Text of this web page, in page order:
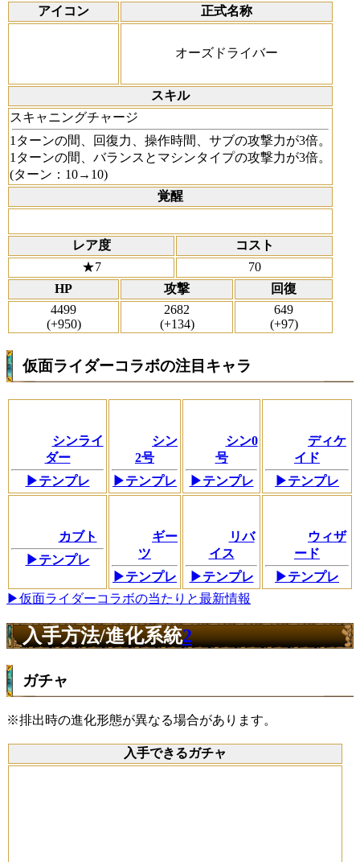
アイコン 正式名称
オーズドライバー
スキル
スキャニングチャージ
1ターンの間、回復力、操作時間、サブの攻撃力が3倍。
1ターンの間、バランスとマシンタイプの攻撃力が3倍。
(ターン：10→10)
覚醒
レア度
コスト
★7
70
HP
攻撃
回復
4499
(+950)
2682
(+134)
649
(+97)
仮面ライダーコラボの注目キャラ
シンライ
ダー
▶テンプレ
シン
2号
▶テンプレ
シン0
号
▶テンプレ
ディケ
イド
▶テンプレ
カブト
▶テンプレ
ギー
ツ
▶テンプレ
リバ
イス
▶テンプレ
ウィザ
ード
▶テンプレ
▶仮面ライダーコラボの当たりと最新情報
入手方法/進化系統2
ガチャ
※排出時の進化形態が異なる場合があります。
入手できるガチャ